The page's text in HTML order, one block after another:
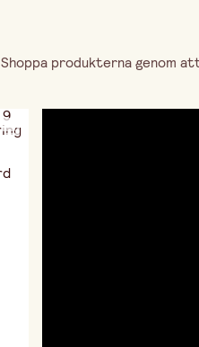
Shoppa produkterna genom